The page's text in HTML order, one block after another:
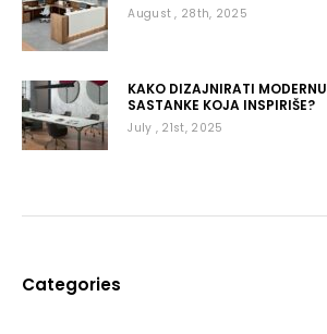
August , 28th, 2025
KAKO DIZAJNIRATI
SASTANKE KOJA INSPIRIŠE?
July , 21st, 2025
Categories